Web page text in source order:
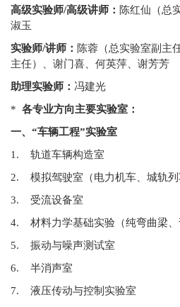
高级实验师/高级讲师： 陈红仙（总
淑玉
实验师/讲师： 陈蓉（总实验室副主
主任）、谢门喜、何英萍、谢芳芳
助理实验师 ： 冯建光
* 各专业方向主要实验室：
一、“车辆工程”实验室
1. 轨道车辆构造室
2. 模拟驾驶室（电力机车、城轨列
3. 受流设备室
4. 材料力学基础实验（纯弯曲梁、
5. 振动与噪声测试室
6. 半消声室
7. 液压传动与控制实验室